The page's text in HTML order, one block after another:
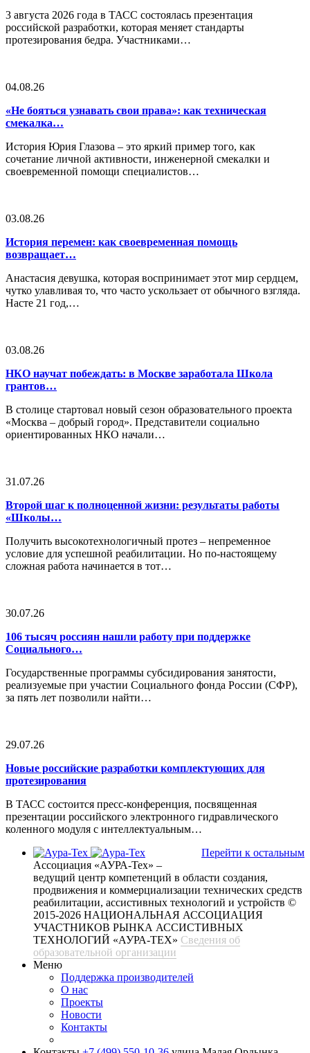
3 августа 2026 года в ТАСС состоялась презентация
российской разработки, которая меняет стандарты
протезирования бедра. Участниками…
04.08.26
«Не бояться узнавать свои права»: как техническая
смекалка…
История Юрия Глазова – это яркий пример того, как
сочетание личной активности, инженерной смекалки и
своевременной помощи специалистов…
03.08.26
История перемен: как своевременная помощь
возвращает…
Анастасия девушка, которая воспринимает этот мир сердцем,
чутко улавливая то, что часто ускользает от обычного взгляда.
Насте 21 год,…
03.08.26
НКО научат побеждать: в Москве заработала Школа
грантов…
В столице стартовал новый сезон образовательного проекта
«Москва – добрый город». Представители социально
ориентированных НКО начали…
31.07.26
Второй шаг к полноценной жизни: результаты работы
«Школы…
Получить высокотехнологичный протез – непременное
условие для успешной реабилитации. Но по-настоящему
сложная работа начинается в тот…
30.07.26
106 тысяч россиян нашли работу при поддержке
Социального…
Государственные программы субсидирования занятости,
реализуемые при участии Социального фонда России (СФР),
за пять лет позволили найти…
29.07.26
Новые российские разработки комплектующих для
протезирования
В ТАСС состоится пресс-конференция, посвященная
презентации российского электронного гидравлического
коленного модуля с интеллектуальным…
Перейти к остальным
Ассоциация «АУРА-Тех» –
ведущий центр компетенций в области создания,
продвижения и коммерциализации технических средств
реабилитации, ассистивных технологий и устройств ©
2015-2026 НАЦИОНАЛЬНАЯ АССОЦИАЦИЯ
УЧАСТНИКОВ РЫНКА АССИСТИВНЫХ
ТЕХНОЛОГИЙ «АУРА-ТЕХ» Сведения об
образовательной организации
Меню
Поддержка производителей
О нас
Проекты
Новости
Контакты